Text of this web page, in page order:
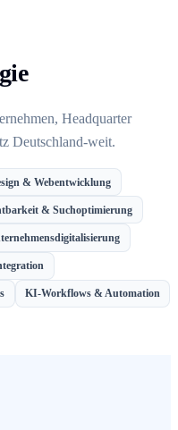
Headquarter
Deutschland-weit.
& Webentwicklung
& Suchoptimierung
KI-Workflows & Automation